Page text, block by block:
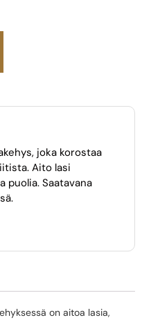
joka korostaa
Aito lasi
puolia. Saatavana
on aitoa lasia,